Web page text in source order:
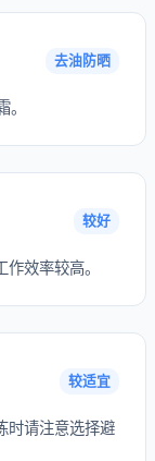
去油防晒
较好
效率较高。
较适宜
时请注意选择避